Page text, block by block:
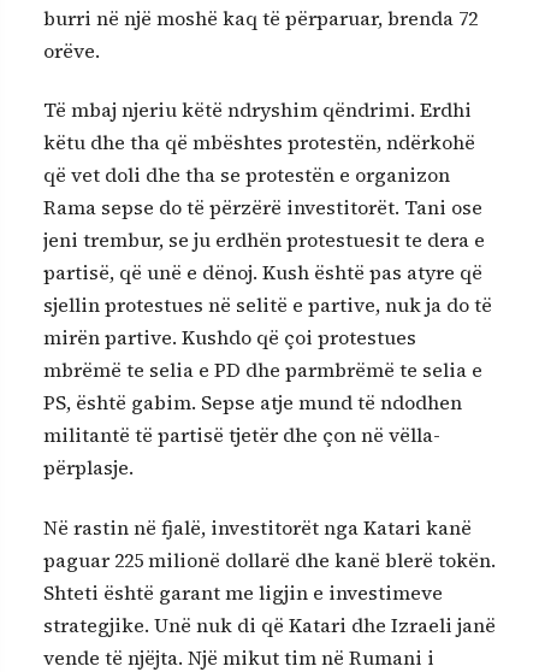
burri në një moshë kaq të përparuar, brenda 72
orëve.
Të mbaj njeriu këtë ndryshim qëndrimi. Erdhi
këtu dhe tha që mbështes protestën, ndërkohë
që vet doli dhe tha se protestën e organizon
Rama sepse do të përzërë investitorët. Tani ose
jeni trembur, se ju erdhën protestuesit te dera e
partisë, që unë e dënoj. Kush është pas atyre që
sjellin protestues në selitë e partive, nuk ja do të
mirën partive. Kushdo që çoi protestues
mbrëmë te selia e PD dhe parmbrëmë te selia e
PS, është gabim. Sepse atje mund të ndodhen
militantë të partisë tjetër dhe çon në vëlla-
përplasje.
Në rastin në fjalë, investitorët nga Katari kanë
paguar 225 milionë dollarë dhe kanë blerë tokën.
Shteti është garant me ligjin e investimeve
strategjike. Unë nuk di që Katari dhe Izraeli janë
vende të njëjta. Një mikut tim në Rumani i